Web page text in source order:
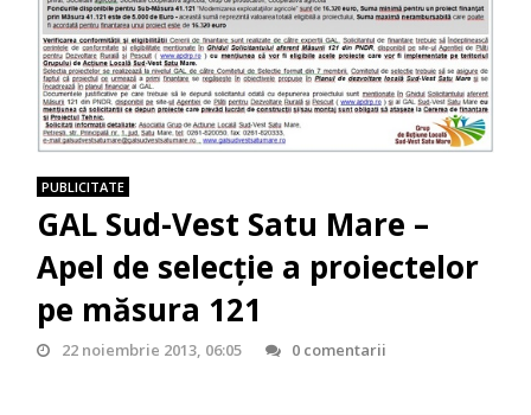
PUBLICITATE
GAL Sud-Vest Satu Mare –
Apel de selecție a proiectelor
pe măsura 121
22 noiembrie 2013, 06:05 0 comentarii